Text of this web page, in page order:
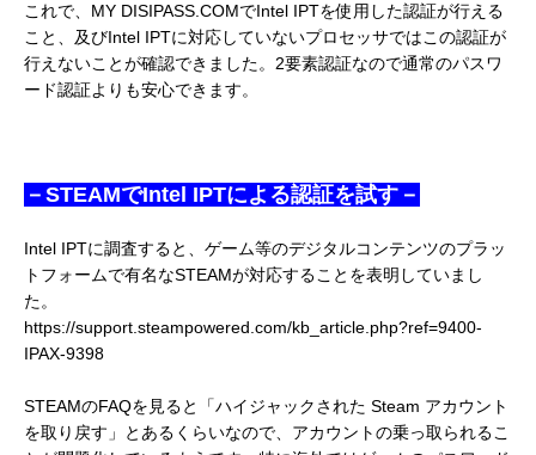
これで、MY DISIPASS.COMでIntel IPTを使用した認証が行える
こと、及びIntel IPTに対応していないプロセッサではこの認証が
行えないことが確認できました。2要素認証なので通常のパスワ
ード認証よりも安心できます。
－STEAMでIntel IPTによる認証を試す－
Intel IPTに調査すると、ゲーム等のデジタルコンテンツのプラッ
トフォームで有名なSTEAMが対応することを表明していまし
た。
https://support.steampowered.com/kb_article.php?ref=9400-
IPAX-9398
STEAMのFAQを見ると「ハイジャックされた Steam アカウント
を取り戻す」とあるくらいなので、アカウントの乗っ取られるこ